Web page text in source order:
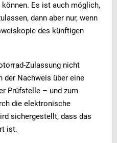
Es ist auch möglich,
dann aber nur, wenn
des künftigen
Zulassung nicht
der Nachweis über eine
Prüfstelle – und zum
die elektronische
sichergestellt, dass das
ist.